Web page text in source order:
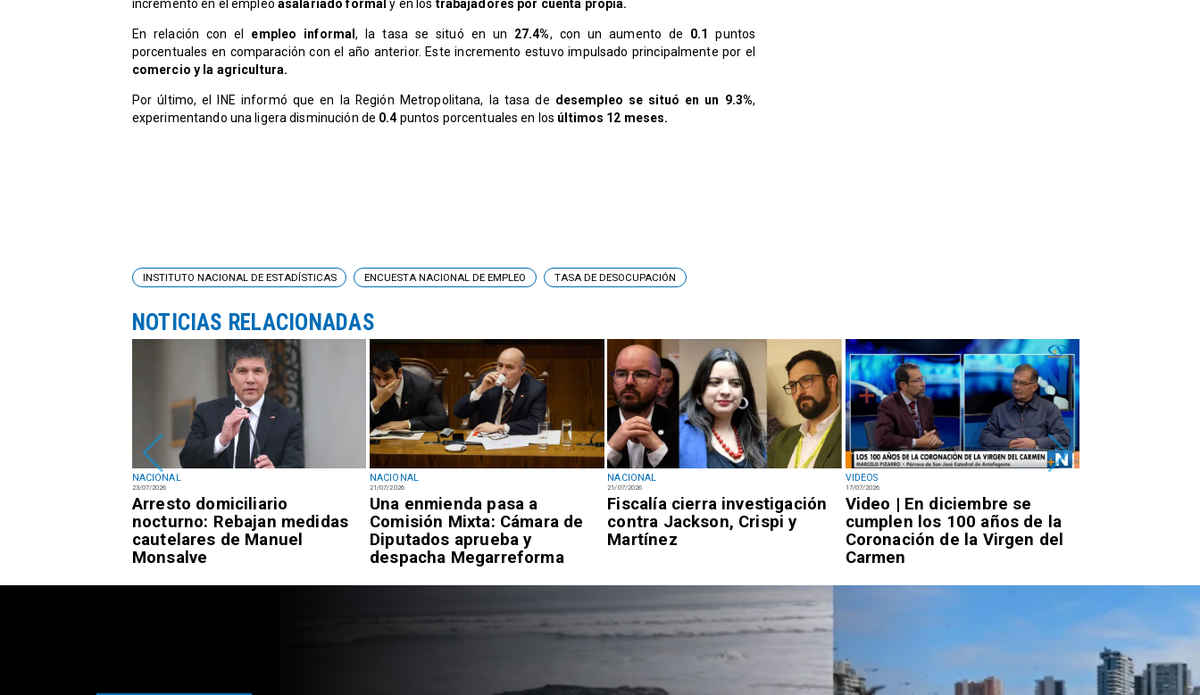
incremento en el empleo asalariado formal y en los trabajadores por cuenta propia.
​En relación con el empleo informal, la tasa se situó en un 27.4%, con un aumento de 0.1
puntos
porcentuales en comparación con el año anterior. Este incremento estuvo impulsado principalmente por el
comercio y la agricultura.
​Por último, el INE informó que en la Región Metropolitana, la tasa de desempleo se situó en un 9.3%,
experimentando una ligera disminución de 0.4puntos porcentuales en los últimos 12 meses.
NACIONAL
23/07/2026
Arresto domiciliario
nocturno: Rebajan medidas
cautelares de Manuel
Monsalve
NACIONAL
21/07/2026
Una enmienda pasa a
Comisión Mixta: Cámara de
Diputados aprueba y
despacha Megarreforma
NACIONAL
21/07/2026
Fiscalía cierra investigación
contra Jackson, Crispi y
Martínez
VIDEOS
17/07/2026
Video | En diciembre se
cumplen los 100 años de la
Coronación de la Virgen del
Carmen
INSTITUTO NACIONAL DE ESTADÍSTICAS ENCUESTA NACIONAL DE EMPLEO TASA DE DESOCUPACIÓN
NOTICIAS RELACIONADAS